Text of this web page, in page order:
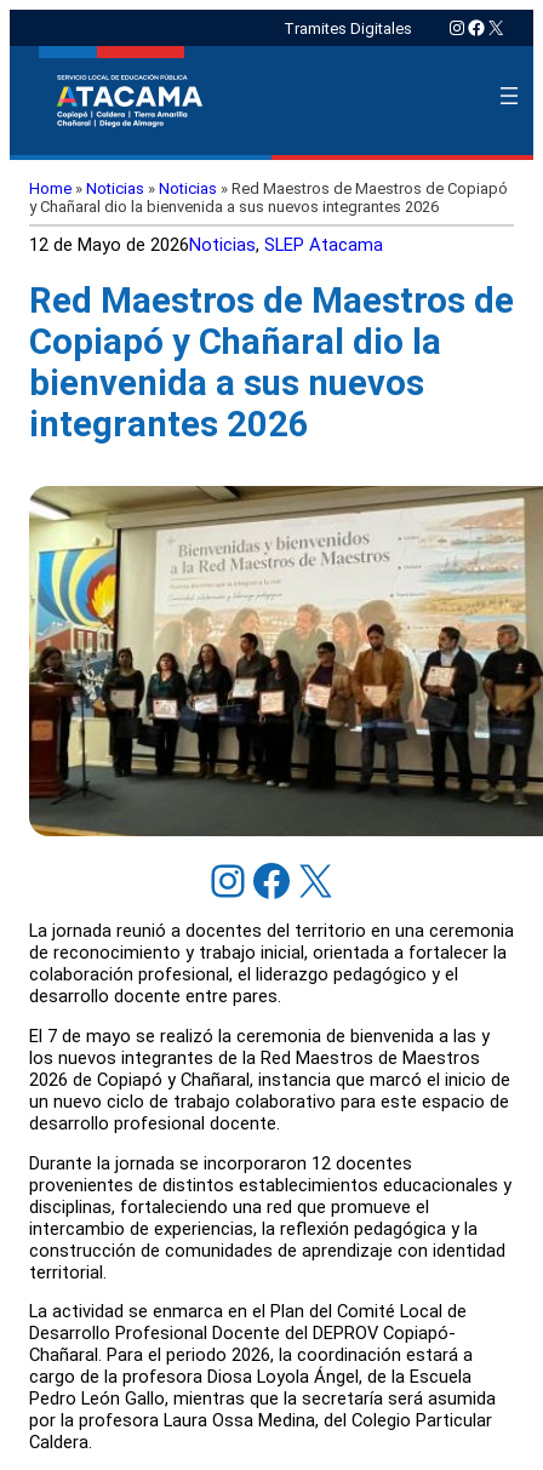
Tramites Digitales Instagram
X
Home » Noticias » Noticias » Red Maestros de Maestros de Copiapó
y Chañaral dio la bienvenida a sus nuevos integrantes 2026
12 de Mayo de 2026Noticias, SLEP Atacama
Red Maestros de Maestros de
Copiapó y Chañaral dio la
bienvenida a sus nuevos
integrantes 2026
Instagram Facebook X
La jornada reunió a docentes del territorio en una ceremonia
de reconocimiento y trabajo inicial, orientada a fortalecer la
colaboración profesional, el liderazgo pedagógico y el
desarrollo docente entre pares.
El 7 de mayo se realizó la ceremonia de bienvenida a las y
los nuevos integrantes de la Red Maestros de Maestros
2026 de Copiapó y Chañaral, instancia que marcó el inicio de
un nuevo ciclo de trabajo colaborativo para este espacio de
desarrollo profesional docente.
Durante la jornada se incorporaron 12 docentes
provenientes de distintos establecimientos educacionales y
disciplinas, fortaleciendo una red que promueve el
intercambio de experiencias, la reflexión pedagógica y la
construcción de comunidades de aprendizaje con identidad
territorial.
La actividad se enmarca en el Plan del Comité Local de
Desarrollo Profesional Docente del DEPROV Copiapó-
Chañaral. Para el periodo 2026, la coordinación estará a
cargo de la profesora Diosa Loyola Ángel, de la Escuela
Pedro León Gallo, mientras que la secretaría será asumida
por la profesora Laura Ossa Medina, del Colegio Particular
Caldera.